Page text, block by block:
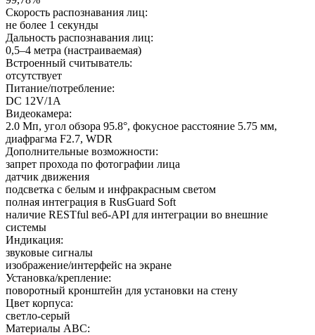
Скорость распознавания лиц:
не более 1 секунды
Дальность распознавания лиц:
0,5–4 метра (настраиваемая)
Встроенный считыватель:
отсутствует
Питание/потребление:
DC 12V/1A
Видеокамера:
2.0 Мп, угол обзора 95.8°, фокусное расстояние 5.75 мм,
диафрагма F2.7, WDR
Дополнительные возможности:
запрет прохода по фотографии лица
датчик движения
подсветка с белым и инфракрасным светом
полная интеграция в RusGuard Soft
наличие RESTful веб-API для интеграции во внешние
системы
Индикация:
звуковые сигналы
изображение/интерфейс на экране
Установка/крепление:
поворотный кронштейн для установки на стену
Цвет корпуса:
светло-серый
Материалы АВС: